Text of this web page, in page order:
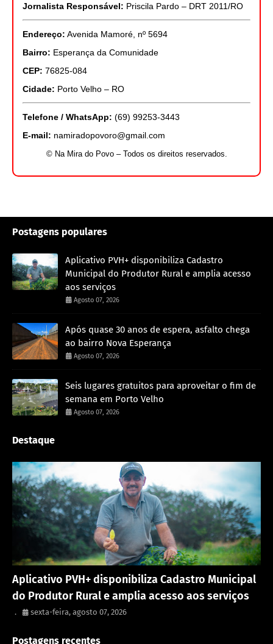
Jornalista Responsável: Priscila Pardo – DRT 2011/RO
Endereço: Avenida Mamoré, nº 5694
Bairro: Esperança da Comunidade
CEP: 76825-084
Cidade: Porto Velho – RO
Telefone / WhatsApp: (69) 99253-3443
E-mail: namiradopovoro@gmail.com
© Na Mira do Povo – Todos os direitos reservados.
Postagens populares
Aplicativo PVH+ disponibiliza Cadastro
Municipal do Produtor Rural e amplia acesso
aos serviços
Agosto 07, 2026
Após quase 30 anos de espera, asfalto chega
ao bairro Nova Esperança
Agosto 07, 2026
Seis lugares gratuitos para aproveitar o fim de
semana em Porto Velho
Agosto 07, 2026
Destaque
Aplicativo PVH+ disponibiliza Cadastro Municipal
do Produtor Rural e amplia acesso aos serviços
. sexta-feira, agosto 07, 2026
Postagens recentes